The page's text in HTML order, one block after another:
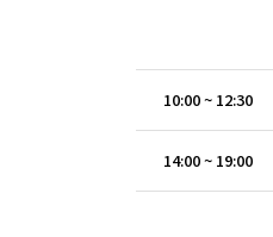
10:00 ~ 12:30
14:00 ~ 19:00